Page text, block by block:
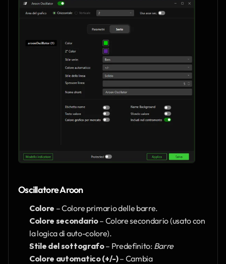
Oscillatore Aroon
Colore – Colore primario delle barre.
Colore secondario – Colore secondario (usato con
la logica di auto-colore).
Stile del sottografo – Predefinito: Barre
Colore automatico (+/-) – Cambia